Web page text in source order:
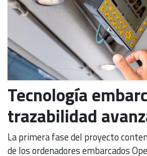
Tecnología
trazabilidad
La primera fase del proyecto
de los ordenadores embarcados